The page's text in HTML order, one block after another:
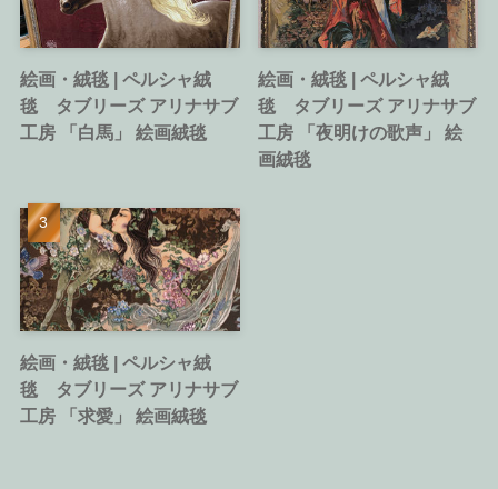
絵画・絨毯 | ペルシャ絨
毯 タブリーズ アリナサブ
工房 「白馬」 絵画絨毯
絵画・絨毯 | ペルシャ絨
毯 タブリーズ アリナサブ
工房 「夜明けの歌声」 絵
画絨毯
絵画・絨毯 | ペルシャ絨
毯 タブリーズ アリナサブ
工房 「求愛」 絵画絨毯